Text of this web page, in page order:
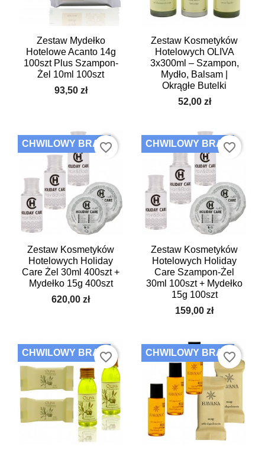
Zestaw Mydełko
Hotelowe Acanto 14g
100szt Plus Szampon-
Żel 10ml 100szt
93,50 zł
Zestaw Kosmetyków
Hotelowych OLIVA
3x300ml – Szampon,
Mydło, Balsam |
Okrągłe Butelki
52,00 zł
Zestaw Kosmetyków
Hotelowych Holiday
Care Żel 30ml 400szt +
Mydełko 15g 400szt
620,00 zł
CHWILOWY BRAKfavorite_border
Zestaw Kosmetyków
Hotelowych Holiday
Care Szampon-Żel
30ml 100szt + Mydełko
15g 100szt
159,00 zł
CHWILOWY BRAKfavorite_border
CHWILOWY BRAKfavorite_border CHWILOWY BRAKfavorite_border